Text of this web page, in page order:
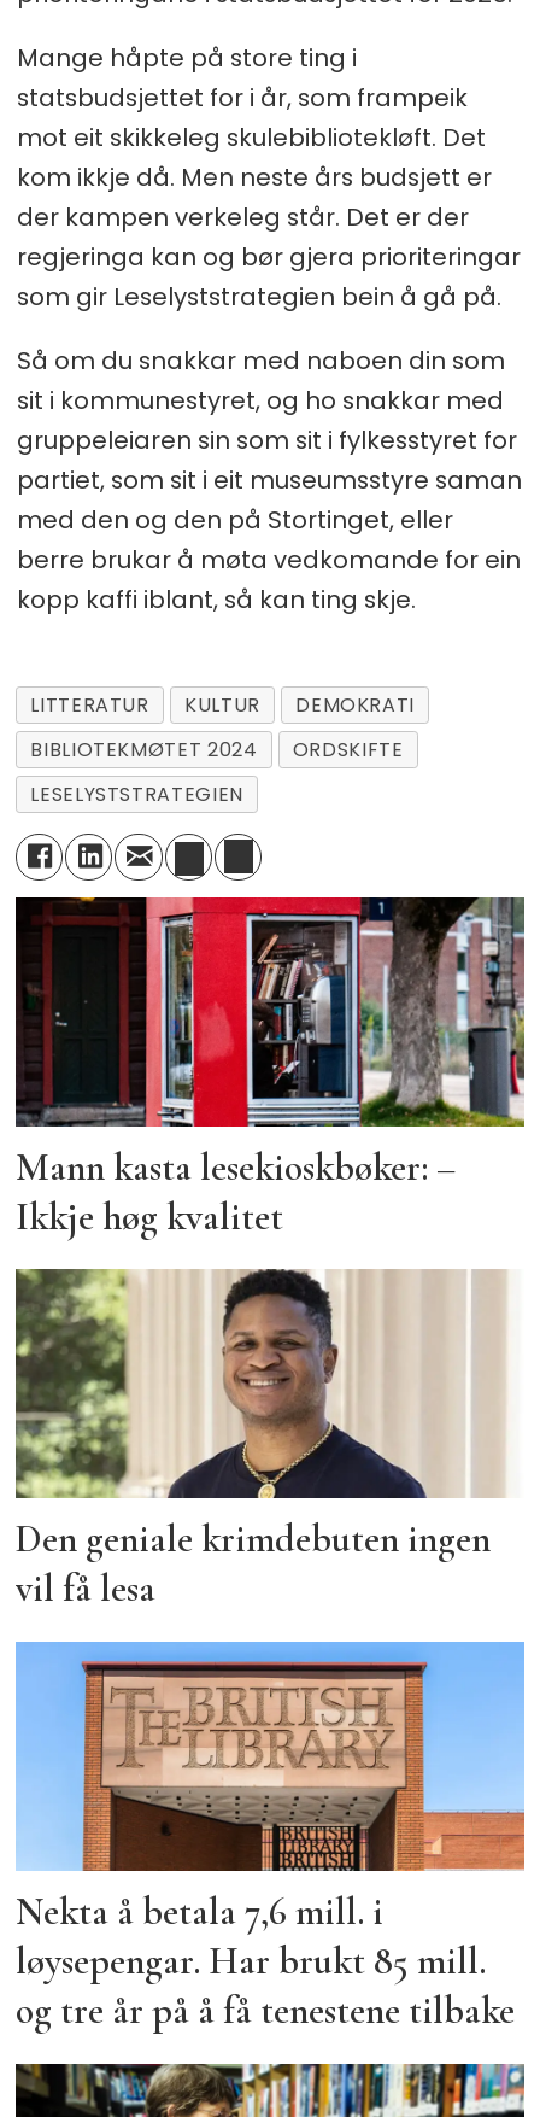
Mange håpte på store ting i
statsbudsjettet for i år, som frampeik
mot eit skikkeleg skulebibliotekløft. Det
kom ikkje då. Men neste års budsjett er
der kampen verkeleg står. Det er der
regjeringa kan og bør gjera prioriteringar
som gir Leselyststrategien bein å gå på.
Så om du snakkar med naboen din som
sit i kommunestyret, og ho snakkar med
gruppeleiaren sin som sit i fylkesstyret for
partiet, som sit i eit museumsstyre saman
med den og den på Stortinget, eller
berre brukar å møta vedkomande for ein
kopp kaffi iblant, så kan ting skje.
LITTERATUR KULTUR
DEMOKRATI
BIBLIOTEKMØTET 2024
ORDSKIFTE
LESELYSTSTRATEGIEN
Mann kasta lesekioskbøker: –
Ikkje høg kvalitet
Den geniale krimdebuten ingen
vil få lesa
Nekta å betala 7,6 mill. i
løysepengar. Har brukt 85 mill.
og tre år på å få tenestene tilbake